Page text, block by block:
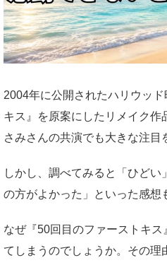
2004年に公開されたハリウッ
キス』を原案にしたリメイク作
さみさんの共演でも大きな注目
しかし、調べてみると「ひどい
の方がよかった」といった感想
なぜ『50回目のファーストキ
てしまうのでしょうか。 その理